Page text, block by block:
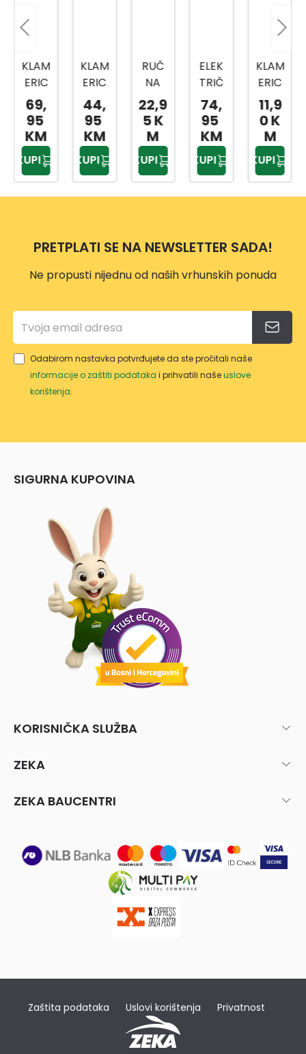
KLAM
ERIC
A
KOM
BINO
VAN
A 2U1
15-
50M
5040
69,
95
KM
KUPI
KLAM
ERIC
A
R53
ERG
ONO
MIC
53
0/4-
44,
95
KM
KUPI
RUČ
NA
KLAM
ERIC
A 2U1
HSG1
408
22,9
5 K
M
KUPI
ELEK
TRIČ
NA
KLAM
ERIC
A
TC-
EN
20
74,
95
KM
KUPI
KLAM
ERIC
A
HSG1
4012
11,9
0 K
M
KUPI
PRETPLATI SE NA NEWSLETTER SADA!
Ne propusti nijednu od naših vrhunskih ponuda
Odabirom nastavka potvrđujete da ste pročitali naše
informacije o zaštiti podataka i prihvatili našeuslove
korištenja.
SIGURNA KUPOVINA
KORISNIČKA SLUŽBA
ZEKA
ZEKA BAUCENTRI
Zaštita podataka Uslovi korištenja Privatnost